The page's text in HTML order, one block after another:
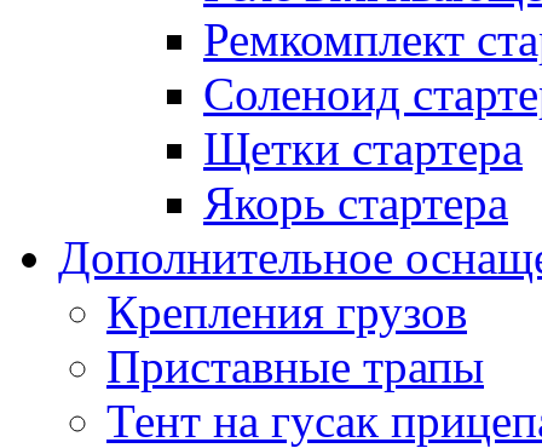
Ремкомплект
Соленоид
Щетки стартера
Якорь стартера
Дополнительное
Крепления грузов
Приставные трапы
Тент на гусак